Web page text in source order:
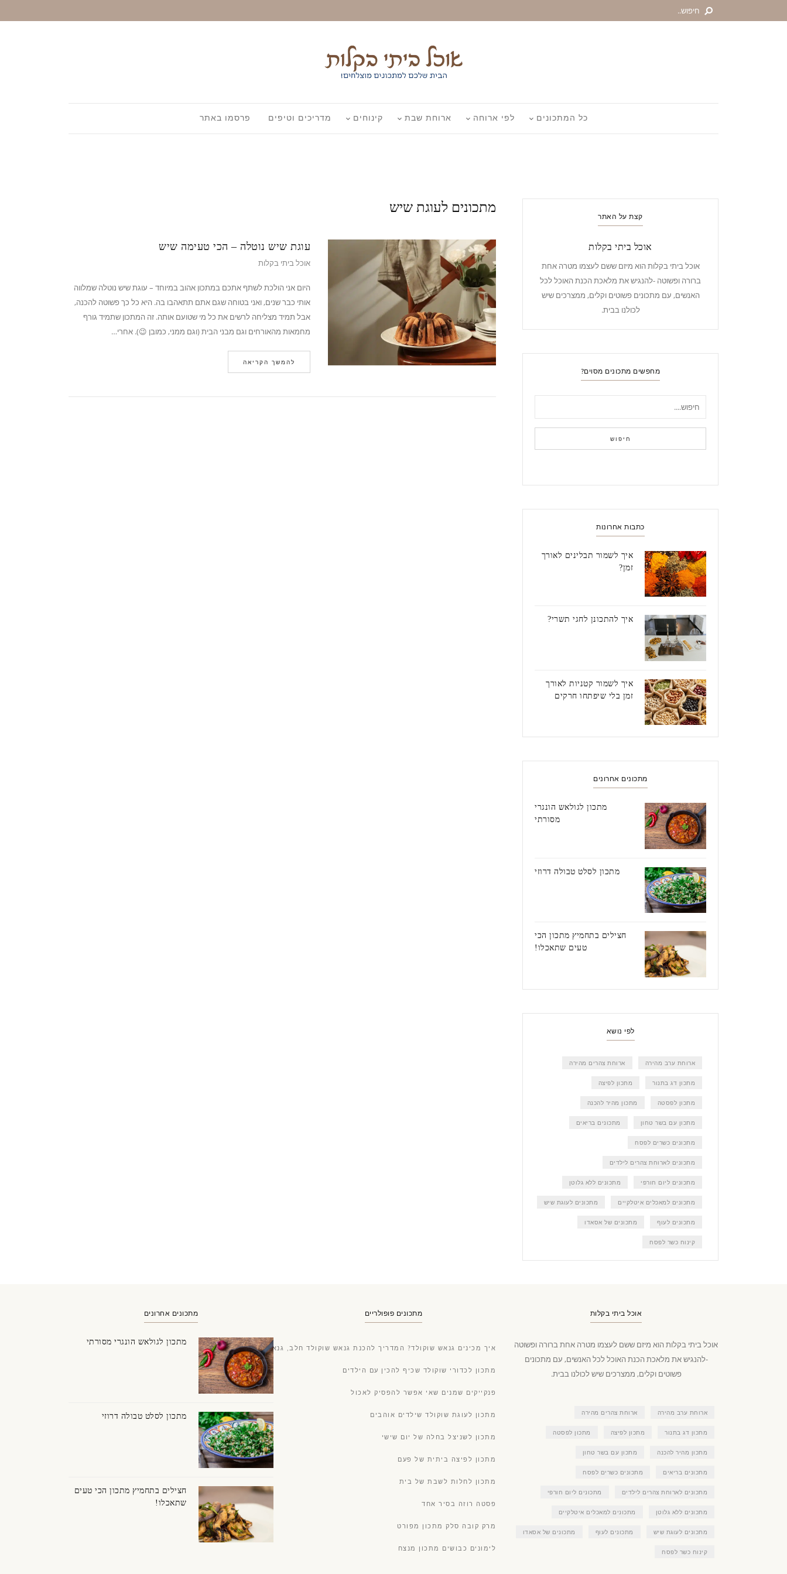
כל המתכונים לפי ארוחה ארוחת שבת קינוחים מדריכים וטיפים פרסמו באתר
מתכונים לעוגת שיש
עוגת שיש נוטלה – הכי טעימה שיש
אוכל ביתי בקלות
היום אני הולכת לשתף אתכם במתכון אהוב במיוחד – עוגת שיש נוטלה שמלווה
אותי כבר שנים, ואני בטוחה שגם אתם תתאהבו בה. היא כל כך פשוטה להכנה,
אבל תמיד מצליחה לרשים את כל מי שטועם אותה. זה המתכון שתמיד גורף
מחמאות מהאורחים וגם מבני הבית (וגם ממני, כמובן 😉). אחרי…
להמשך הקריאה
קצת על האתר
אוכל ביתי בקלות
אוכל ביתי בקלות הוא מיזם ששם לעצמו מטרה אחת
ברורה ופשוטה -להנגיש את מלאכת הכנת האוכל לכל
האנשים, עם מתכונים פשוטים וקלים, ממצרכים שיש
לכולנו בבית.
מחפשים מתכונים מסוים?
חיפוש
כתבות אחרונות
איך לשמור תבלינים לאורך
זמן?
איך להתכונן לחגי תשרי?
איך לשמור קטניות לאורך
זמן בלי שיפתחו חרקים
מתכונים אחרונים
מתכון לגולאש הונגרי
מסורתי
מתכון לסלט טבולה דרוזי
חצילים בתחמיץ מתכון הכי
טעים שתאכלו!
לפי נושא
ארוחת ערב מהירה ארוחת צהרים מהירה
מתכון דג בתנור מתכון לפיצה
מתכון לפסטה מתכון מהיר להכנה
מתכון עם בשר טחון מתכונים בריאים
מתכונים כשרים לפסח
מתכונים לארוחת צהרים לילדים
מתכונים ליום חורפי מתכונים ללא גלוטן
מתכונים למאכלים איטלקיים מתכונים לעוגת שיש
מתכונים לעוף מתכונים של אסאדו
קינוח כשר לפסח
אוכל ביתי בקלות
אוכל ביתי בקלות הוא מיזם ששם לעצמו מטרה אחת ברורה ופשוטה
-להנגיש את מלאכת הכנת האוכל לכל האנשים, עם מתכונים
פשוטים וקלים, ממצרכים שיש לכולנו בבית.
ארוחת ערב מהירה ארוחת צהרים מהירה
מתכון דג בתנור מתכון לפיצה מתכון לפסטה
מתכון מהיר להכנה מתכון עם בשר טחון
מתכונים בריאים מתכונים כשרים לפסח
מתכונים לארוחת צהרים לילדים מתכונים ליום חורפי
מתכונים ללא גלוטן מתכונים למאכלים איטלקיים
מתכונים לעוגת שיש מתכונים לעוף מתכונים של אסאדו
קינוח כשר לפסח
מתכונים פופולריים
איך מכינים גנאש שוקולד? המדריך להכנת גנאש שוקולד חלב, גנאש שוקולד לבן ומריר
מתכון לכדורי שוקולד שכיף להכין עם הילדים
פנקייקים שמנים שאי אפשר להפסיק לאכול
מתכון לעוגת שוקולד שילדים אוהבים
מתכון לשניצל בחלה של יום שישי
מתכון לפיצה ביתית של פעם
מתכון לחלות לשבת של בית
פסטה רוזה בסיר אחד
מרק קובה סלק מתכון מפורט
לימונים כבושים מתכון מנצח
מתכונים אחרונים
מתכון לגולאש הונגרי מסורתי
מתכון לסלט טבולה דרוזי
חצילים בתחמיץ מתכון הכי טעים
שתאכלו!